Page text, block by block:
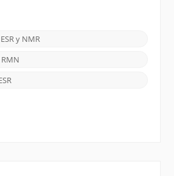
nuclear (RMN) desempeñan
diferencias significativas entre las
ESR: Los
resonancia de espín electrónico
y NMR